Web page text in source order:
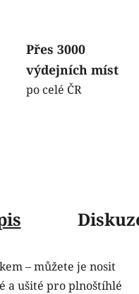
Přes 3000
výdejních míst
po celé ČR
– můžete je nosit
a ušité pro plnoštíhlé